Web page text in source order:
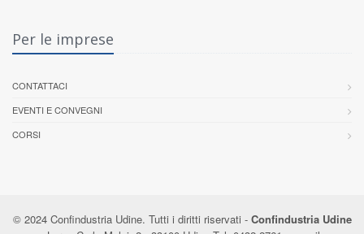
Per le imprese
CONTATTACI
EVENTI E CONVEGNI
CORSI
© 2024 Confindustria Udine. Tutti i diritti riservati - Confindustria Udine